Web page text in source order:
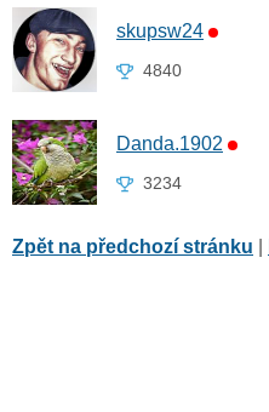
skupsw24
4840
Danda.1902
3234
Zpět na předchozí stránku